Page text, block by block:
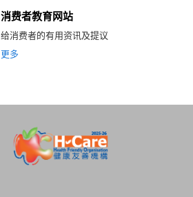
消费者教育网站
给消费者的有用资讯及提议
更多